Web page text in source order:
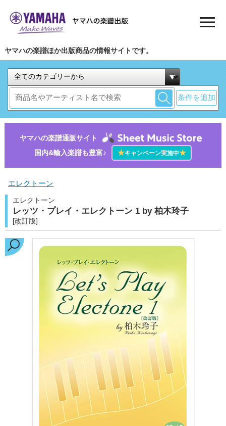
ヤマハの楽譜ほか出版商品の情報サイトです。
条件を追加
ヤマハの楽譜通販サイト
国内&輸入楽譜も豊富♪
★キャンペーン実施中★
エレクトーン
エレクトーン
レッツ・プレイ・エレクトーン 1 by 柏木玲子
[改訂版]